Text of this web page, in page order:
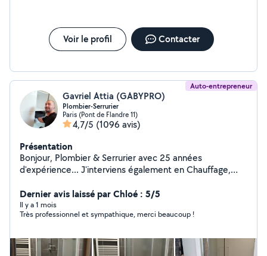
de votre confiance et à bientôt !
Voir le profil
Contacter
Auto-entrepreneur
Gavriel Attia (GABYPRO)
Plombier-Serrurier
Paris (Pont de Flandre 11)
4,7/5 (1096 avis)
Présentation
Bonjour, Plombier & Serrurier avec 25 années
d'expérience... J'interviens également en Chauffage,
rapide... Je me ferai un plaisir de vous rendre service
mes chers voisins.... Si vous me contactez directement,
merci de me laisser vos coordonnées téléphoniques...
Dernier avis laissé par Chloé : 5/5
Il y a 1 mois
Très professionnel et sympathique, merci beaucoup !